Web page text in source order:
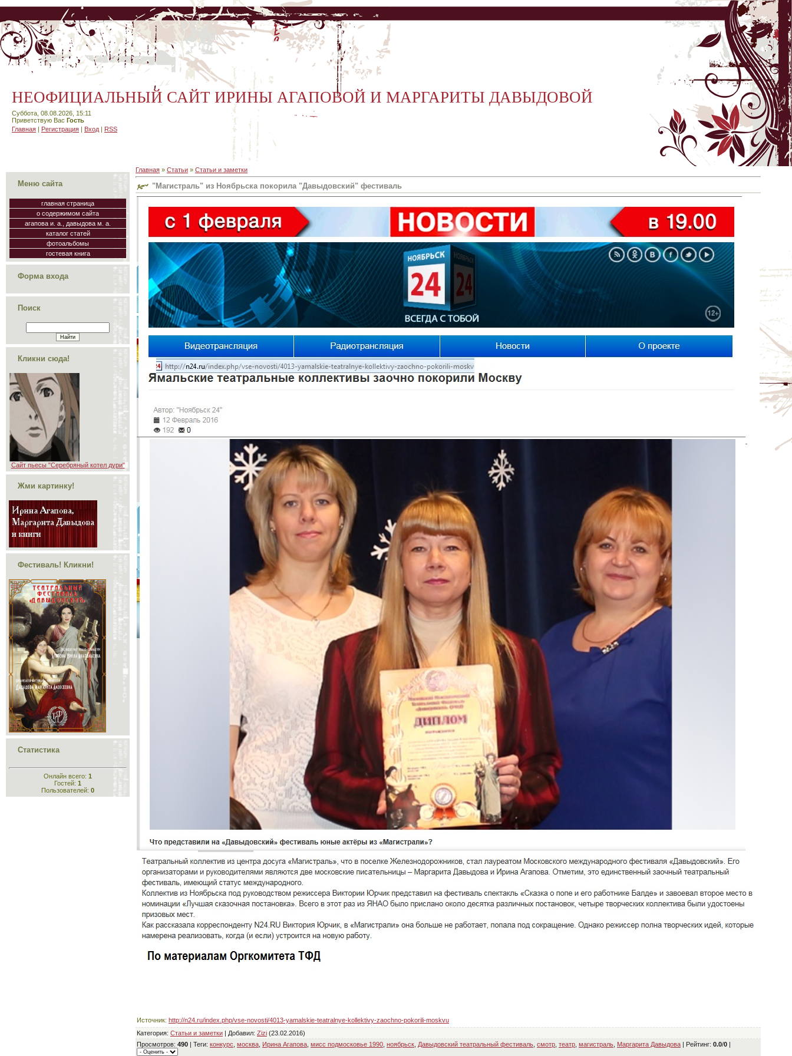
НЕОФИЦИАЛЬНЫЙ САЙТ ИРИНЫ АГАПОВОЙ И МАРГАРИТЫ ДАВЫДОВОЙ
Суббота, 08.08.2026, 15:11
Приветствую Вас Гость
Главная | Регистрация | Вход | RSS
Меню сайта
главная страница
о содержимом сайта
агапова и. а., давыдова м. а.
каталог статей
фотоальбомы
гостевая книга
Форма входа
Поиск
Кликни сюда!
Сайт пьесы "Серебряный котел дури"
Жми картинку!
Фестиваль! Кликни!
Статистика
Онлайн всего: 1
Гостей: 1
Пользователей: 0
Главная » Статьи » Статьи и заметки
"Магистраль" из Ноябрьска покорила "Давыдовский" фестиваль
Источник: http://n24.ru/index.php/vse-novosti/4013-yamalskie-teatralnye-kollektivy-zaochno-pokorili-moskvu
Категория: Статьи и заметки | Добавил: Zizi (23.02.2016)
Просмотров: 490 | Теги: конкурс москва Ирина Агапова мисс подмосковье 1990 ноябрьск Давыдовский театральный фестиваль смотр театр магистраль Маргарита Давыдова | Рейтинг: 0.0/0 |